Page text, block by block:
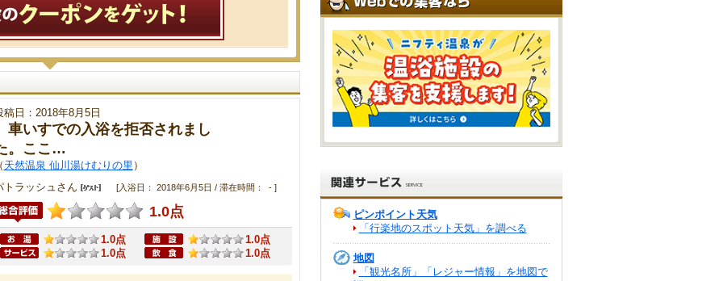
稿日：2018年8月5日
いすでの入浴を拒否されまし
。ここ…
天然温泉 仙川湯けむりの里 ）
トラッシュさん
[入浴日： 2018年6月5日 / 滞在時間： - ]
1.0点
1.0点
1.0点
1.0点
1.0点
ピンポイント天気
「行楽地のスポット天気」を調べる
地図
「観光名所」「レジャー情報」を地図で